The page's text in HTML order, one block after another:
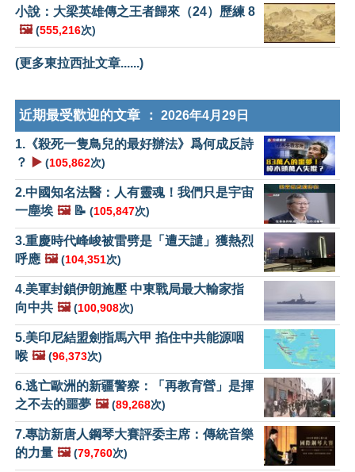
小說：大梁英雄傳之王者歸來（24）歷練 8
🖼️ (555,216次)
(更多東拉西扯文章......)
近期最受歡迎的文章 ： 2026年4月29日
1.《殺死一隻鳥兒的最好辦法》爲何成反詩
？
▶️ (105,862次)
2.中國知名法醫：人有靈魂！我們只是宇宙
一塵埃 🖼️📝 (105,847次)
3.重慶時代峰峻被雷劈是「遭天譴」獲熱烈
呼應 🖼️ (104,351次)
4.美軍封鎖伊朗施壓 中東戰局最大輸家指
向中共 🖼️ (100,908次)
5.美印尼結盟劍指馬六甲 掐住中共能源咽
喉 🖼️ (96,373次)
6.逃亡歐洲的新疆警察：「再教育營」是揮
之不去的噩夢 🖼️ (89,268次)
7.專訪新唐人鋼琴大賽評委主席：傳統音樂
的力量 🖼️ (79,760次)